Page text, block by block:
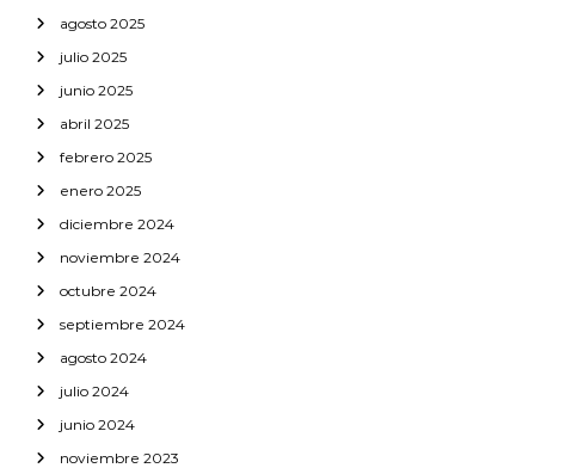
agosto 2025
julio 2025
junio 2025
abril 2025
febrero 2025
enero 2025
diciembre 2024
noviembre 2024
octubre 2024
septiembre 2024
agosto 2024
julio 2024
junio 2024
noviembre 2023